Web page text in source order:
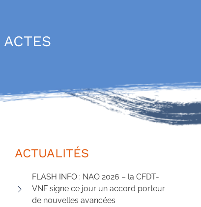
ACTUALITÉS
FLASH INFO : NAO 2026 – la CFDT-
VNF signe ce jour un accord porteur
de nouvelles avancées